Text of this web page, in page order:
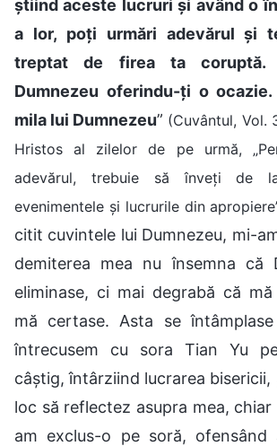
știind aceste lucruri și având o
a lor, poți urmări adevărul și
treptat de firea ta coruptă.
Dumnezeu oferindu-ți o
mila lui Dumnezeu” (Cuvântul, Vol.
Hristos al zilelor de pe urmă,
adevărul, trebuie să înveți de
evenimentele și lucrurile din
citit cuvintele lui Dumnezeu, mi-
demiterea mea nu însemna că
eliminase, ci mai degrabă că
mă certase. Asta se
întrecusem cu sora Tian Yu
câștig, întârziind lucrarea bisericii,
loc să reflectez asupra mea,
am exclus-o pe soră, ofensând